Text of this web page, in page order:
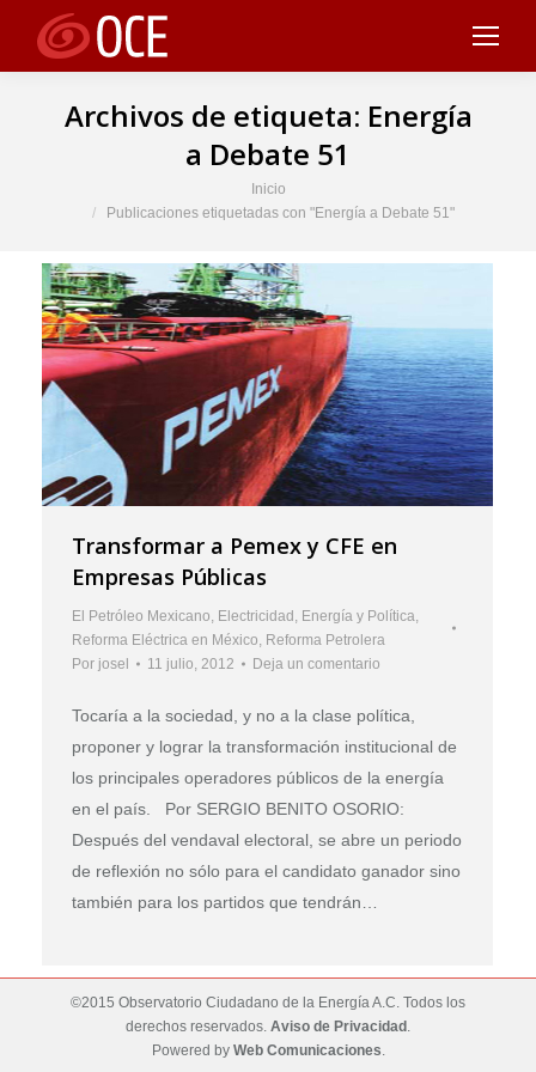
Archivos de etiqueta: Energía
a Debate 51
Inicio
Publicaciones etiquetadas con "Energía a Debate 51"
Transformar a Pemex y CFE en
Empresas Públicas
El Petróleo Mexicano, Electricidad , Energía y Política,
Reforma Eléctrica en México, Reforma Petrolera
Por josel 11 julio, 2012 Deja un comentario
Tocaría a la sociedad, y no a la clase política,
proponer y lograr la transformación institucional de
los principales operadores públicos de la energía
en el país. Por SERGIO BENITO OSORIO:
Después del vendaval electoral, se abre un periodo
de reflexión no sólo para el candidato ganador sino
también para los partidos que tendrán…
©2015 Observatorio Ciudadano de la Energía A.C. Todos los
derechos reservados. Aviso de Privacidad .
Powered by Web Comunicaciones.